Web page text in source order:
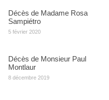
Décès de Madame Rosa
Sampiétro
5 février 2020
Décès de Monsieur Paul
Montlaur
8 décembre 2019